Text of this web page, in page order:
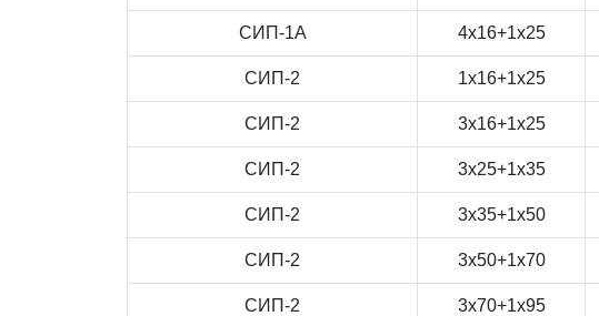
СИП-1А 4x16+1x25
СИП-2 1x16+1x25
СИП-2 3x16+1x25
СИП-2 3x25+1x35
СИП-2 3x35+1x50
СИП-2 3x50+1x70
СИП-2 3x70+1x95